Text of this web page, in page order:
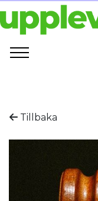
Tillbaka